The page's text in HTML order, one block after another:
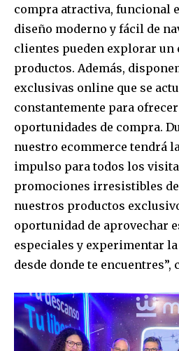
compra atractiva, funcional
diseño moderno y fácil de
clientes pueden explorar un
productos. Además,
exclusivas online que se
constantemente para
oportunidades de compra.
nuestro ecommerce tendrá
impulso para todos los
promociones irresistibles
nuestros productos
oportunidad de aprovechar
especiales y experimentar
desde donde te encuentres”,